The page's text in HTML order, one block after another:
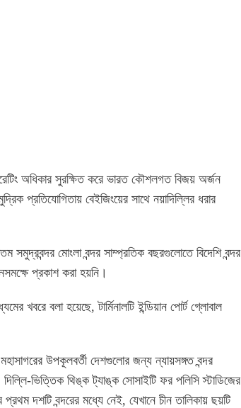
অধিকার সুরক্ষিত করে ভারত কৌশলগত বিজয় অর্জন
প্রতিযোগিতায় বেইজিংয়ের সাথে নয়াদিল্লির ধরার
সমুদ্রবন্দর মোংলা বন্দর সাম্প্রতিক বছরগুলোতে বিদেশি বন্দর
প্রকাশ করা হয়নি।
খবরে বলা হয়েছে, টার্মিনালটি ইন্ডিয়ান পোর্ট গ্লোবাল
উপকূলবর্তী দেশগুলোর জন্য ন্যায়সঙ্গত বন্দর
ভিত্তিক থিঙ্ক ট্যাঙ্ক সোসাইটি ফর পলিসি স্টাডিজের
দশটি বন্দরের মধ্যে নেই, যেখানে চীন তালিকায় ছয়টি